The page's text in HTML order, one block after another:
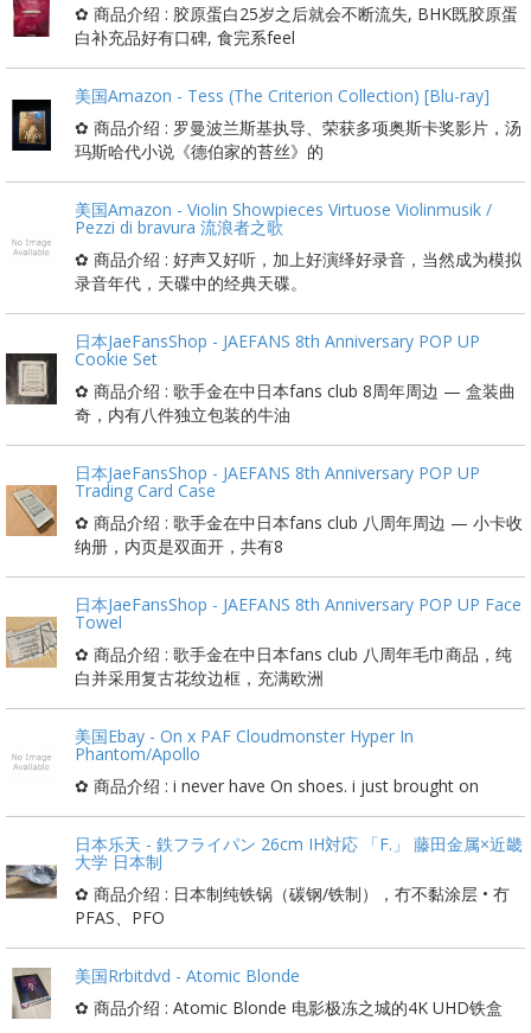
✿ 商品介绍 : 胶原蛋白25岁之后就会不断流失, BHK既胶原蛋
白补充品好有口碑, 食完系feel
美国Amazon - Tess (The Criterion Collection) [Blu-ray]
✿ 商品介绍 : 罗曼波兰斯基执导、荣获多项奥斯卡奖影片，汤
玛斯哈代小说《德伯家的苔丝》的
美国Amazon - Violin Showpieces Virtuose Violinmusik /
Pezzi di bravura 流浪者之歌
✿ 商品介绍 : 好声又好听，加上好演绎好录音，当然成为模拟
录音年代，天碟中的经典天碟。
日本JaeFansShop - JAEFANS 8th Anniversary POP UP
Cookie Set
✿ 商品介绍 : 歌手金在中日本fans club 8周年周边 — 盒装曲
奇，内有八件独立包装的牛油
日本JaeFansShop - JAEFANS 8th Anniversary POP UP
Trading Card Case
✿ 商品介绍 : 歌手金在中日本fans club 八周年周边 — 小卡收
纳册，内页是双面开，共有8
日本JaeFansShop - JAEFANS 8th Anniversary POP UP Face
Towel
✿ 商品介绍 : 歌手金在中日本fans club 八周年毛巾商品，纯
白并采用复古花纹边框，充满欧洲
美国Ebay - On x PAF Cloudmonster Hyper In
Phantom/Apollo
✿ 商品介绍 : i never have On shoes. i just brought on
日本乐天 - 鉄フライパン 26cm IH対応 「F.」 藤田金属×近畿
大学 日本制
✿ 商品介绍 : 日本制纯铁锅（碳钢/铁制），冇不黏涂层 • 冇
PFAS、PFO
美国Rrbitdvd - Atomic Blonde
✿ 商品介绍 : Atomic Blonde 电影极冻之城的4K UHD铁盒